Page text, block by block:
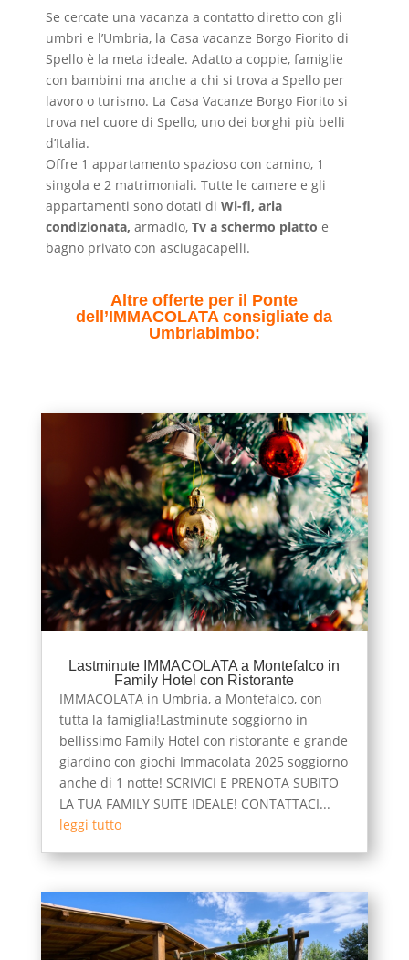
Se cercate una vacanza a contatto diretto con gli
umbri e l’Umbria, la Casa vacanze Borgo Fiorito di
Spello è la meta ideale. Adatto a coppie, famiglie
con bambini ma anche a chi si trova a Spello per
lavoro o turismo. La Casa Vacanze Borgo Fiorito si
trova nel cuore di Spello, uno dei borghi più belli
d’Italia.
Offre 1 appartamento spazioso con camino, 1
singola e 2 matrimoniali. Tutte le camere e gli
appartamenti sono dotati di Wi-fi, aria
condizionata, armadio,Tv a schermo piatto e
bagno privato con asciugacapelli.
Altre offerte per il Ponte
dell’IMMACOLATA consigliate da
Umbriabimbo:
Lastminute IMMACOLATA a Montefalco in
Family Hotel con Ristorante
IMMACOLATA in Umbria, a Montefalco, con
tutta la famiglia!Lastminute soggiorno in
bellissimo Family Hotel con ristorante e grande
giardino con giochi Immacolata 2025 soggiorno
anche di 1 notte! SCRIVICI E PRENOTA SUBITO
LA TUA FAMILY SUITE IDEALE! CONTATTACI...
leggi tutto